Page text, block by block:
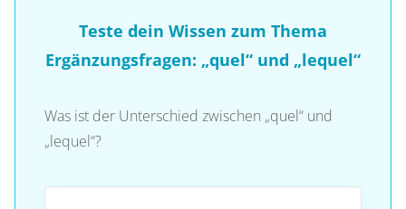
Teste dein Wissen zum Thema
Ergänzungsfragen: „quel“ und „lequel“
Was ist der Unterschied zwischen „quel“ und
„lequel“?